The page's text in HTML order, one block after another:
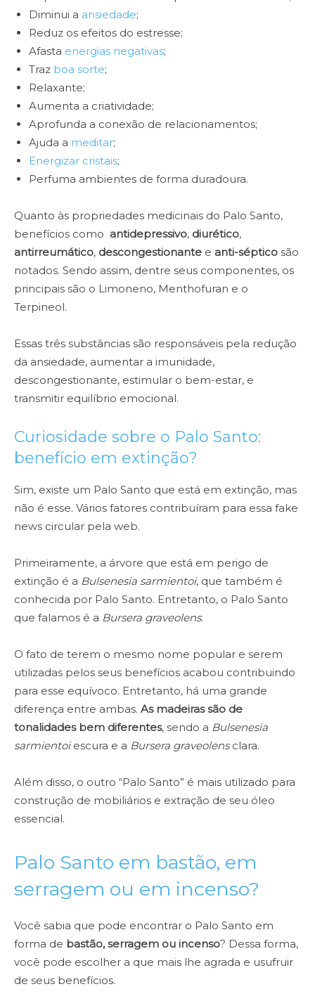
Diminui a ansiedade;
Reduz os efeitos do estresse;
Afasta energias negativas;
Traz boa sorte;
Relaxante;
Aumenta a criatividade;
Aprofunda a conexão de relacionamentos;
Ajuda a meditar;
Energizar cristais;
Perfuma ambientes de forma duradoura.
Quanto às propriedades medicinais do Palo Santo,
benefícios como antidepressivo, diurético,
antirreumático, descongestionante e anti-séptico são
notados. Sendo assim, dentre seus componentes, os
principais são o Limoneno, Menthofuran e o
Terpineol.
Essas três substâncias são responsáveis pela redução
da ansiedade, aumentar a imunidade,
descongestionante, estimular o bem-estar, e
transmitir equilíbrio emocional.
Curiosidade sobre o Palo Santo:
benefício em extinção?
Sim, existe um Palo Santo que está em extinção, mas
não é esse. Vários fatores contribuíram para essa fake
news circular pela web.
Primeiramente, a árvore que está em perigo de
extinção é a Bulsenesia sarmientoi, que também é
conhecida por Palo Santo. Entretanto, o Palo Santo
que falamos é a Bursera graveolens.
O fato de terem o mesmo nome popular e serem
utilizadas pelos seus benefícios acabou contribuindo
para esse equívoco. Entretanto, há uma grande
diferença entre ambas. As madeiras são de
tonalidades bem diferentes, sendo a Bulsenesia
sarmientoiescura e a Bursera graveolensclara.
Além disso, o outro “Palo Santo” é mais utilizado para
construção de mobiliários e extração de seu óleo
essencial.
Palo Santo em bastão, em
serragem ou em incenso?
Você sabia que pode encontrar o Palo Santo em
forma de bastão, serragem ou incenso? Dessa forma,
você pode escolher a que mais lhe agrada e usufruir
de seus benefícios.